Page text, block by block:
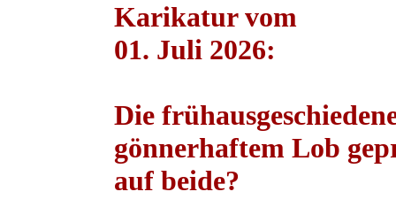
Karikatur vom
01. Juli 2026:
Die
gönnerhaftem Lob
auf beide?